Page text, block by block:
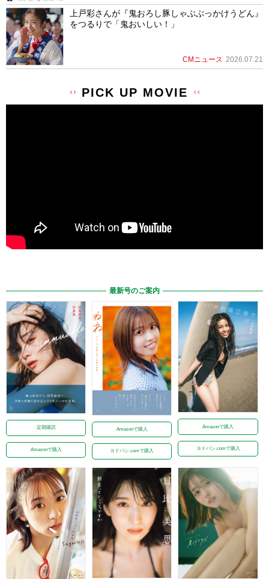
上戸彩さんが『鬼おろし豚しゃぶぶっかけうどん』
をつるりで「鬼おいしい！」
CMニュース 2026.07.21
PICK UP MOVIE
最新号のご案内
定期購読
Amazonで購入
Amazonで購入
ヨドバシ.comで購入
Amazonで購入
ヨドバシ.comで購入